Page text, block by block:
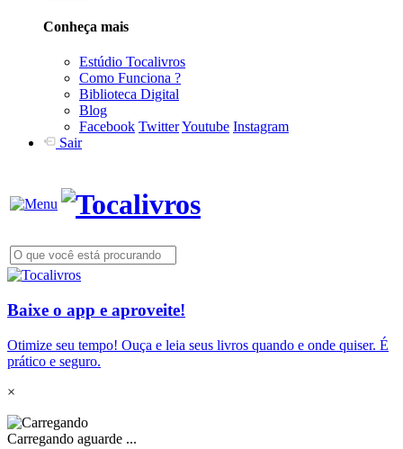
Conheça mais
Estúdio Tocalivros
Como Funciona ?
Biblioteca Digital
Blog
Facebook TwitterYoutube Instagram
Sair
Baixe o app e aproveite!
Otimize seu tempo! Ouça e leia seus livros quando e onde quiser. É
prático e seguro.
×
Carregando aguarde ...